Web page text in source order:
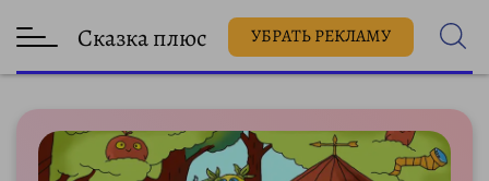
Сказка плюс УБРАТЬ РЕКЛАМУ